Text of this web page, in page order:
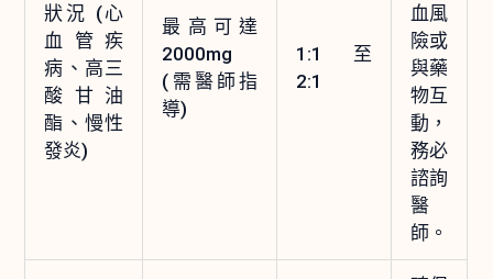
狀況 (心
血管疾
病、高三
酸甘油
酯、慢性
發炎)
最高可達
2000mg
(需醫師指
導)
1:1 至
2:1
血風
險或
與藥
物互
動，
務必
諮詢
醫
師。